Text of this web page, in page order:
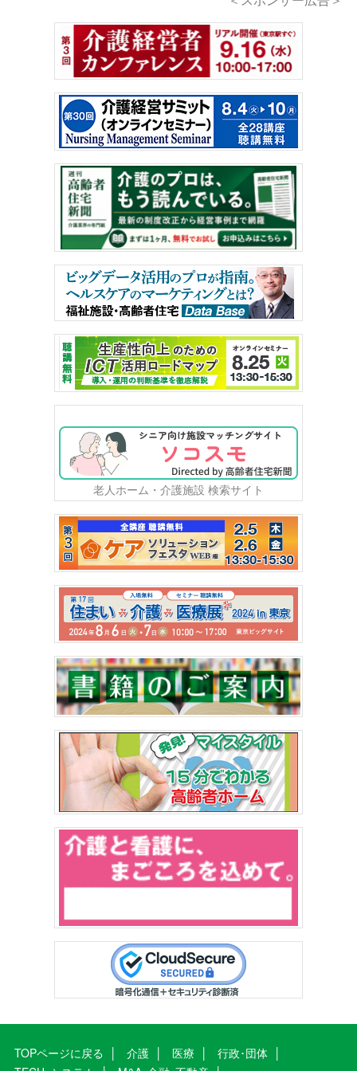
老人ホーム・介護施設 検索サイト
TOPページに戻る 介護 医療
行政･団体